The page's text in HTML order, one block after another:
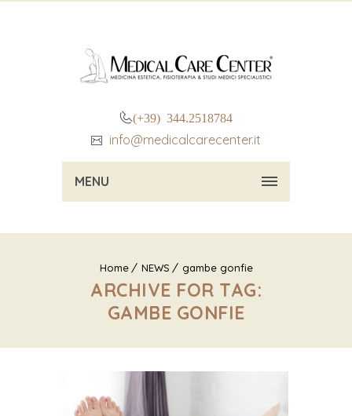
(+39) 344.2518784
info@medicalcarecenter.it
MENU
Home NEWS gambe gonfie
ARCHIVE FOR TAG:
GAMBE GONFIE